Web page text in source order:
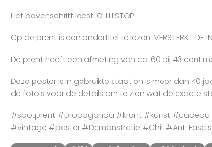
Het bovenschrift leest: CHILI STOP:
Op de prent is een ondertitel te lezen: VERSTERKT DE
De prent heeft een afmeting van ca. 60 bij 43
Deze poster is in gebruikte staat en is meer dan 40
de foto's voor de details om te zien wat de exacte
#spotprent #propaganda #krant #kunst #cadeau
#vintage #poster #Demonstratie #Chili #Anti